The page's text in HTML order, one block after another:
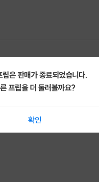
컬잇수다>입니다.
니다 :)
립은 판매가 종료되었습니다.
프립을 더 둘러볼까요?
확인